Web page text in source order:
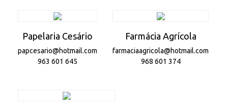
Papelaria Cesário
papcesario@hotmail.com
963 601 645
Farmácia Agrícola
farmaciaagricola@hotmail.com
968 601 374